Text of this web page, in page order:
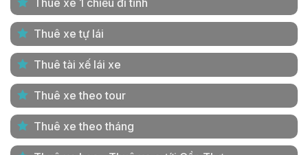
Thuê xe tự lái
Thuê tài xế lái xe
Thuê xe theo tour
Thuê xe theo tháng